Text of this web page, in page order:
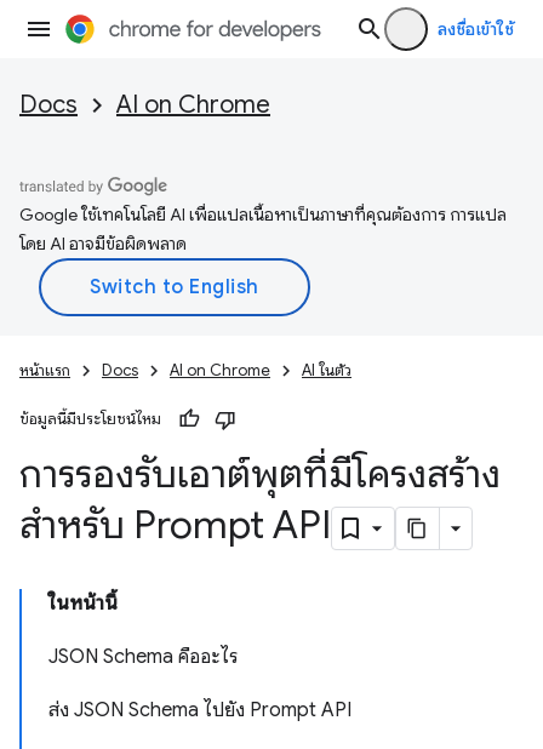
ลงชื่อเข้าใช้
Docs AI on Chrome
Google ใช้เทคโนโลยี AI เพื่อแปลเนื้อหาเป็นภาษาที่คุณต้องการ การแปล
โดย AI อาจมีข้อผิดพลาด
หน้าแรก Docs AI on Chrome AI ในตัว
ข้อมูลนี้มีประโยชน์ไหม
การรองรับเอาต์พุตที่มีโครงสร้าง
สําหรับ Prompt API
ในหน้านี้
JSON Schema คืออะไร
ส่ง JSON Schema ไปยัง Prompt API